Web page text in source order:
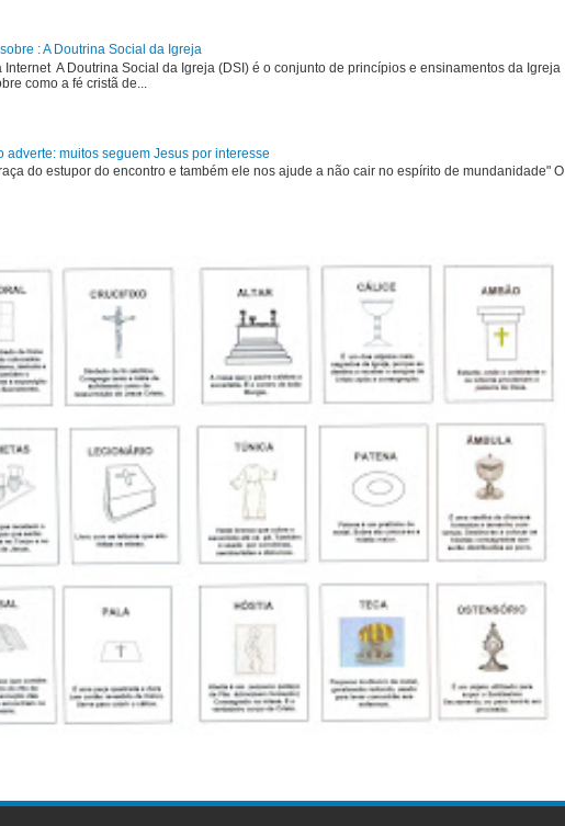
: A Doutrina Social da Igreja
Internet A Doutrina Social da Igreja (DSI) é o conjunto de princípios e ensinamentos da Igreja
como a fé cristã de...
adverte: muitos seguem Jesus por interesse
do estupor do encontro e também ele nos ajude a não cair no espírito de mundanidade" O